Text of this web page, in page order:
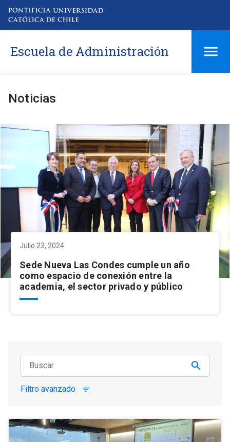
Escuela de Administración
Noticias
Julio 23, 2024
Sede Nueva Las Condes cumple un año
como espacio de conexión entre la
academia, el sector privado y público
Filtro avanzado filter_list